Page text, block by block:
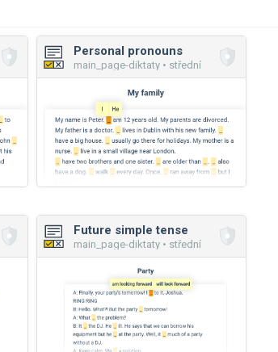
Personal pronouns
main_page-diktaty • střední
Future simple tense
main_page-diktaty • střední